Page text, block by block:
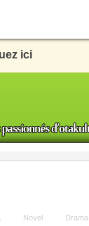
ici
Novel Drama